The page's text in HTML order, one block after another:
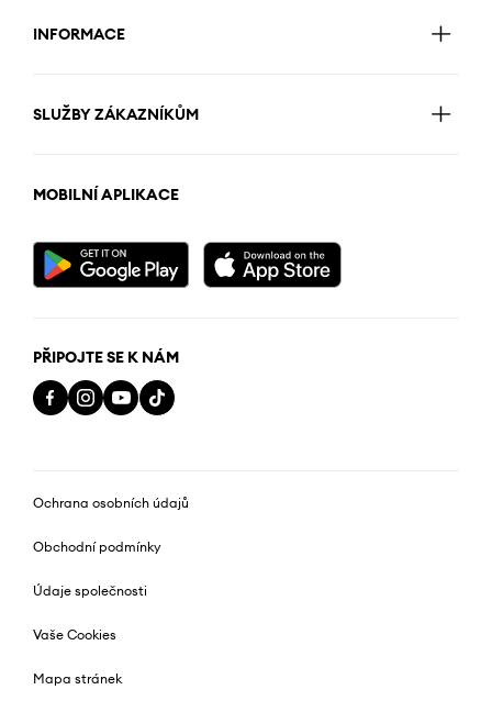
INFORMACE
SLUŽBY ZÁKAZNÍKŮM
MOBILNÍ APLIKACE
PŘIPOJTE SE K NÁM
Ochrana osobních údajů
Obchodní podmínky
Údaje společnosti
Vaše Cookies
Mapa stránek